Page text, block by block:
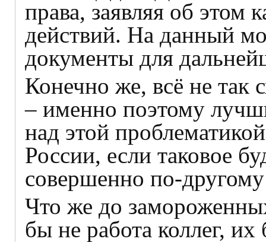
права, заявляя об этом
действий. На данный
документы для
Конечно же, всё не так
– именно поэтому
над этой
России, если таковое
совершенно по-
Что же до
бы не работа коллег,